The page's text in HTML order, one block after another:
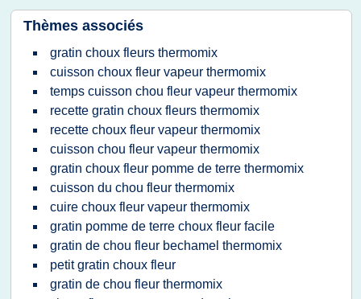
Thèmes associés
gratin choux fleurs thermomix
cuisson choux fleur vapeur thermomix
temps cuisson chou fleur vapeur thermomix
recette gratin choux fleurs thermomix
recette choux fleur vapeur thermomix
cuisson chou fleur vapeur thermomix
gratin choux fleur pomme de terre thermomix
cuisson du chou fleur thermomix
cuire choux fleur vapeur thermomix
gratin pomme de terre choux fleur facile
gratin de chou fleur bechamel thermomix
petit gratin choux fleur
gratin de chou fleur thermomix